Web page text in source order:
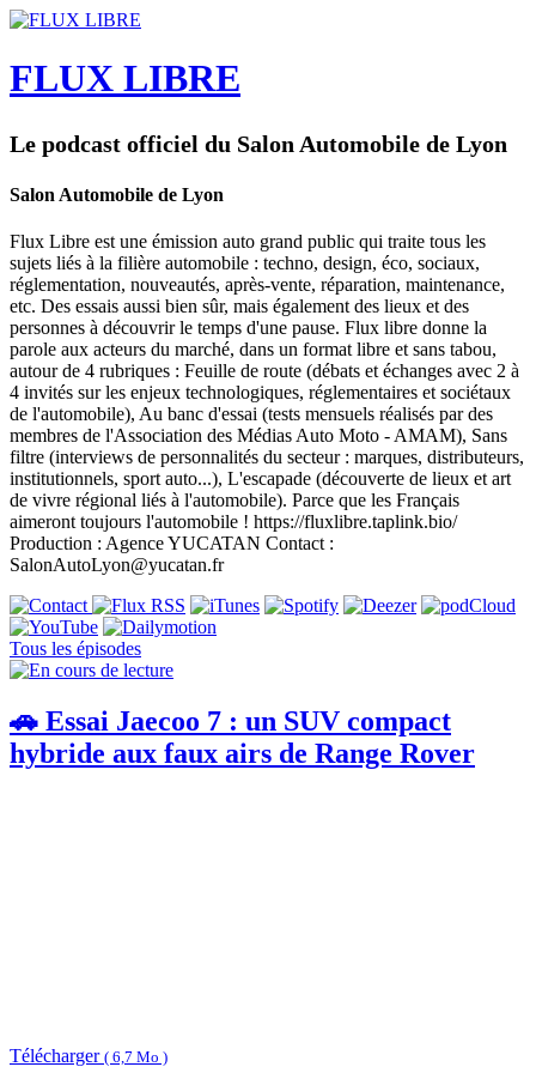
FLUX LIBRE
Le podcast officiel du Salon Automobile de Lyon
Salon Automobile de Lyon
Flux Libre est une émission auto grand public qui traite tous les
sujets liés à la filière automobile : techno, design, éco, sociaux,
réglementation, nouveautés, après-vente, réparation, maintenance,
etc. Des essais aussi bien sûr, mais également des lieux et des
personnes à découvrir le temps d'une pause. Flux libre donne la
parole aux acteurs du marché, dans un format libre et sans tabou,
autour de 4 rubriques : Feuille de route (débats et échanges avec 2 à
4 invités sur les enjeux technologiques, réglementaires et sociétaux
de l'automobile), Au banc d'essai (tests mensuels réalisés par des
membres de l'Association des Médias Auto Moto - AMAM), Sans
filtre (interviews de personnalités du secteur : marques, distributeurs,
institutionnels, sport auto...), L'escapade (découverte de lieux et art
de vivre régional liés à l'automobile). Parce que les Français
aimeront toujours l'automobile ! https://fluxlibre.taplink.bio/
Production : Agence YUCATAN Contact :
SalonAutoLyon@yucatan.fr
Tous les épisodes
🚗 Essai Jaecoo 7 : un SUV compact
hybride aux faux airs de Range Rover
Télécharger ( 6,7 Mo )